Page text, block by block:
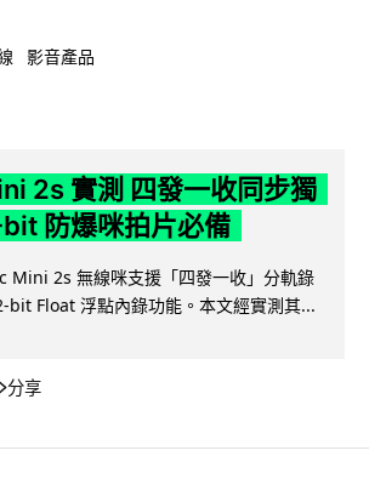
影音產品
2s 實測 四發一收同步獨
防爆咪拍片必備
Mini 2s 無線咪支援「四發一收」分軌錄
bit Float 浮點內錄功能。本文經實測其...
分享